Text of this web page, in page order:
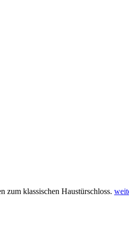
zum klassischen Haustürschloss.